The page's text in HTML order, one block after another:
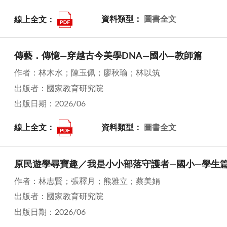
線上全文： 資料類型： 圖書全文
傳藝．傳憶—穿越古今美學DNA—國小—教師篇
作者：林木水；陳玉佩；廖秋瑜；林以筑
出版者：國家教育研究院
出版日期：2026/06
線上全文： 資料類型： 圖書全文
原民遊學尋寶趣／我是小小部落守護者—國小—學生
作者：林志賢；張釋月；熊雅立；蔡美娟
出版者：國家教育研究院
出版日期：2026/06